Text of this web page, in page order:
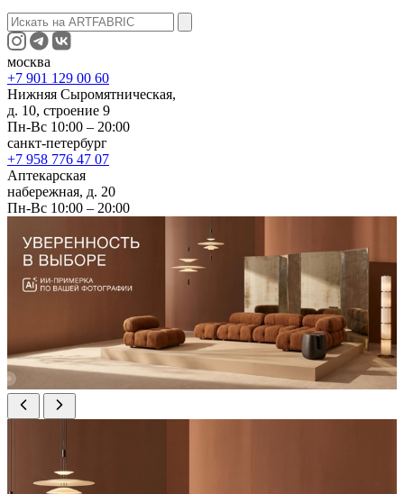
москва
+7 901 129 00 60
Нижняя Сыромятническая,
д. 10, строение 9
Пн-Вс 10:00 – 20:00
санкт-петербург
+7 958 776 47 07
Аптекарская
набережная, д. 20
Пн-Вс 10:00 – 20:00